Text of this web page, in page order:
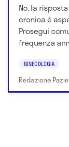
No, la
cronica è
Prosegui
frequenza
GINECOLOGIA
Redazione